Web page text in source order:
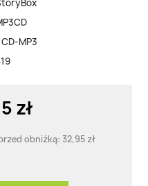
CD-MP3
zł
obniżką: 32,95 zł